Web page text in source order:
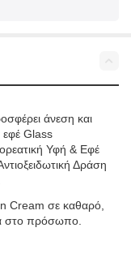
άνεση και
εφέ Glass
Υφή & Εφέ
Δράση
Cream σε καθαρό,
στο πρόσωπο.